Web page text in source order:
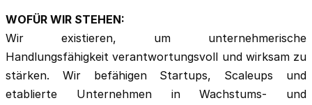
WOFÜR WIR STEHEN:
Wir existieren, um unternehmerische
Handlungsfähigkeit verantwortungsvoll und wirksam zu
stärken. Wir befähigen Startups, Scaleups und
etablierte Unternehmen in Wachstums- und